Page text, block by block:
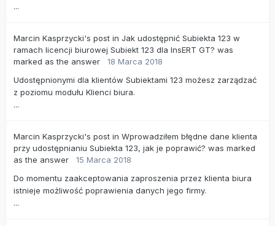
...
Marcin Kasprzycki's post in Jak udostępnić Subiekta 123 w
ramach licencji biurowej Subiekt 123 dla InsERT GT? was
marked as the answer
18 Marca 2018
Udostępnionymi dla klientów Subiektami 123 możesz zarządzać
z poziomu modułu Klienci biura.
...
Marcin Kasprzycki's post in Wprowadziłem błędne dane klienta
przy udostępnianiu Subiekta 123, jak je poprawić? was marked
as the answer
15 Marca 2018
Do momentu zaakceptowania zaproszenia przez klienta biura
istnieje możliwość poprawienia danych jego firmy.
...